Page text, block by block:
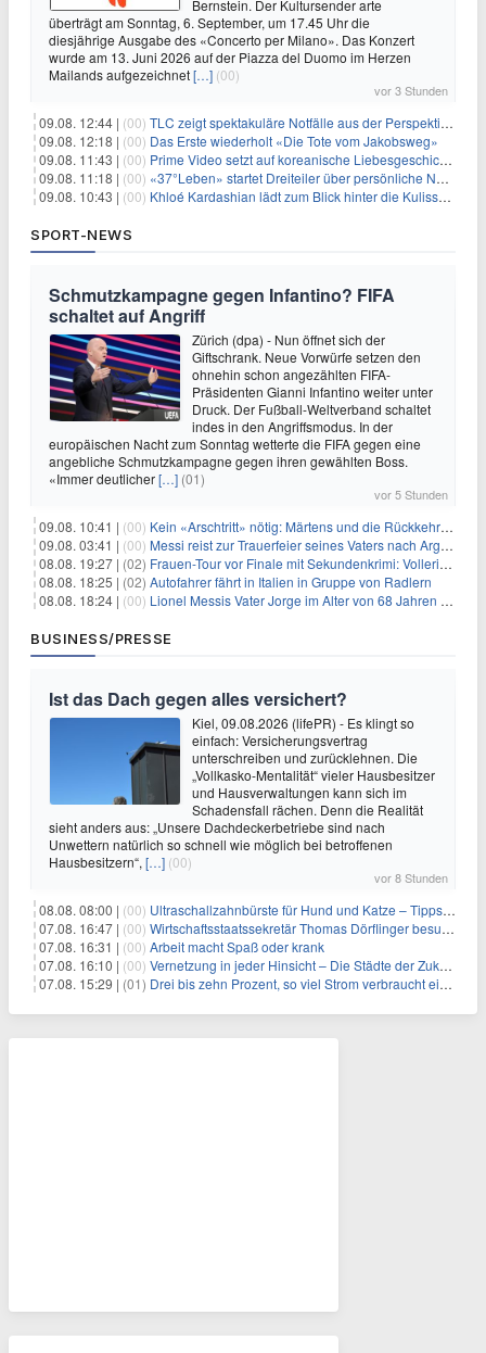
Bernstein. Der Kultursender arte
überträgt am Sonntag, 6. September, um 17.45 Uhr die
diesjährige Ausgabe des «Concerto per Milano». Das Konzert
wurde am 13. Juni 2026 auf der Piazza del Duomo im Herzen
Mailands aufgezeichnet[…] (00)
vor 3 Stunden
09.08. 12:44 | (00) TLC zeigt spektakuläre Notfälle aus der Perspektive der Patienten
09.08. 12:18 | (00) Das Erste wiederholt «Die Tote vom Jakobsweg»
09.08. 11:43 | (00) Prime Video setzt auf koreanische Liebesgeschichte
09.08. 11:18 | (00) «37°Leben» startet Dreiteiler über persönliche Neuanfänge
09.08. 10:43 | (00) Khloé Kardashian lädt zum Blick hinter die Kulissen ihres Freundeskreises
SPORT-NEWS
Schmutzkampagne gegen Infantino? FIFA
schaltet auf Angriff
Zürich (dpa) - Nun öffnet sich der
Giftschrank. Neue Vorwürfe setzen den
ohnehin schon angezählten FIFA-
Präsidenten Gianni Infantino weiter unter
Druck. Der Fußball-Weltverband schaltet
indes in den Angriffsmodus. In der
europäischen Nacht zum Sonntag wetterte die FIFA gegen eine
angebliche Schmutzkampagne gegen ihren gewählten Boss.
«Immer deutlicher[…] (01)
vor 5 Stunden
09.08. 10:41 | (00) Kein «Arschtritt» nötig: Märtens und die Rückkehr nach Paris
09.08. 03:41 | (00) Messi reist zur Trauerfeier seines Vaters nach Argentinien
08.08. 19:27 | (02) Frauen-Tour vor Finale mit Sekundenkrimi: Vollering in Gelb
08.08. 18:25 | (02) Autofahrer fährt in Italien in Gruppe von Radlern
08.08. 18:24 | (00) Lionel Messis Vater Jorge im Alter von 68 Jahren gestorben
BUSINESS/PRESSE
Ist das Dach gegen alles versichert?
Kiel, 09.08.2026 (lifePR) - Es klingt so
einfach: Versicherungsvertrag
unterschreiben und zurücklehnen. Die
„Vollkasko-Mentalität“ vieler Hausbesitzer
und Hausverwaltungen kann sich im
Schadensfall rächen. Denn die Realität
sieht anders aus: „Unsere Dachdeckerbetriebe sind nach
Unwettern natürlich so schnell wie möglich bei betroffenen
Hausbesitzern“, […] (00)
vor 8 Stunden
08.08. 08:00 | (00) Ultraschallzahnbürste für Hund und Katze – Tipps zur erfolgreichen Eingewöhnung
07.08. 16:47 | (00) Wirtschaftsstaatssekretär Thomas Dörflinger besucht Handwerksbetrieb im Kammerbezirk Freiburg
07.08. 16:31 | (00) Arbeit macht Spaß oder krank
07.08. 16:10 | (00) Vernetzung in jeder Hinsicht – Die Städte der Zukunft sind grün-blau
07.08. 15:29 | (01) Drei bis zehn Prozent, so viel Strom verbraucht ein Aufzug im Gebäude